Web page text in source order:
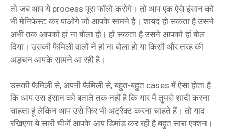
तो जब आप ये process पूरा फॉलो करोगे। तो आप एक ऐसे इंसान को
भी मेनिफेस्ट कर पाओगे जो आपके सामने है। शायद हो सकता है उसने
अभी तक आपको हां ना बोला हो। हो सकता है उसने आपको हां बोल
दिया। उसकी फैमिली वालों ने हां ना बोला हो या किसी और तरह की
अड़चन आपके सामने आ रही है।
उसकी फैमिली से, अपनी फैमिली से, बहुत-बहुत cases में ऐसा होता है
कि आप उस इंसान को बताते तक नहीं है कि यार मैं तुमसे शादी करना
चाहता हूं लेकिन आप उसे फिर भी अट्रैक्ट करना चाहते हैं। तो याद
रखिएगा ये सारी चीजें आपके आप डिमांड कर रही है बहुत सारा एक्शन।